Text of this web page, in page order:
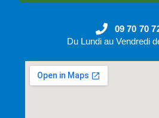
09 70 70
Du Lundi au Vendredi